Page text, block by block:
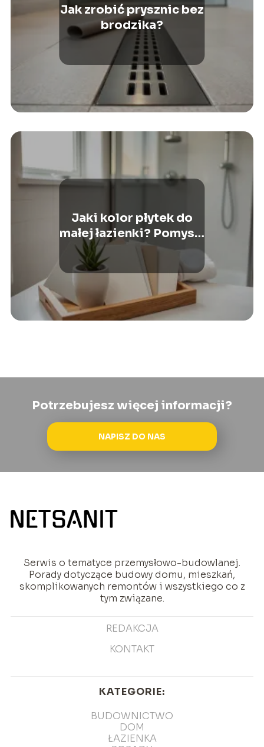
Jak zrobić prysznic bez
brodzika?
Jaki kolor płytek do
małej łazienki? Pomysły
i praktyczne porady
Potrzebujesz więcej informacji?
NAPISZ DO NAS
Serwis o tematyce przemysłowo-budowlanej.
Porady dotyczące budowy domu, mieszkań,
skomplikowanych remontów i wszystkiego co z
tym związane.
REDAKCJA
KONTAKT
KATEGORIE:
BUDOWNICTWO
DOM
ŁAZIENKA